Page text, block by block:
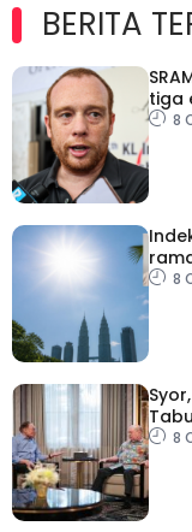
BERITA
tiga
8
8
8